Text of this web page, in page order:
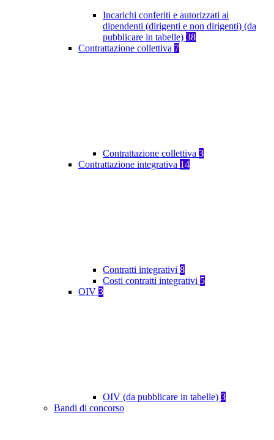
Incarichi conferiti e autorizzati ai
dipendenti (dirigenti e non dirigenti) (da
pubblicare in tabelle) 38
Contrattazione collettiva 7
Contrattazione collettiva 3
Contrattazione integrativa 14
Contratti integrativi 8
Costi contratti integrativi 5
OIV 3
OIV (da pubblicare in tabelle) 3
Bandi di concorso